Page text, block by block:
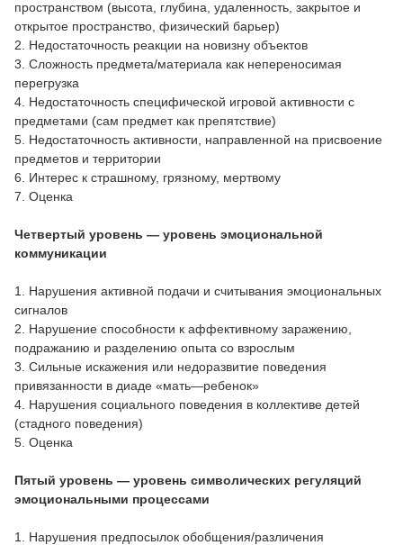
пространством (высота, глубина, удаленность, закрытое и
открытое пространство, физический барьер)
2. Недостаточность реакции на новизну объектов
3. Сложность предмета/материала как непереносимая
перегрузка
4. Недостаточность специфической игровой активности с
предметами (сам предмет как препятствие)
5. Недостаточность активности, направленной на присвоение
предметов и территории
6. Интерес к страшному, грязному, мертвому
7. Оценка
Четвертый уровень — уровень эмоциональной
коммуникации
1. Нарушения активной подачи и считывания эмоциональных
сигналов
2. Нарушение способности к аффективному заражению,
подражанию и разделению опыта со взрослым
3. Сильные искажения или недоразвитие поведения
привязанности в диаде «мать—ребенок»
4. Нарушения социального поведения в коллективе детей
(стадного поведения)
5. Оценка
Пятый уровень — уровень символических регуляций
эмоциональными процессами
1. Нарушения предпосылок обобщения/различения